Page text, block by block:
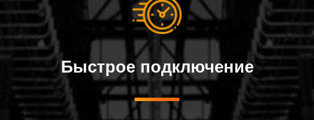
Быстрое подключение